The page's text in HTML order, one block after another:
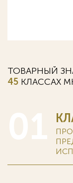
ТОВАРНЫЙ
45 КЛАССАХ